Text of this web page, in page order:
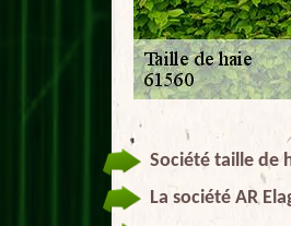
Société taille de
La société AR